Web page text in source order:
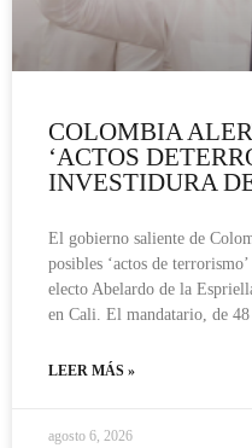
COLOMBIA
‘ACTOS
INVESTIDURA
El gobierno saliente de
posibles ‘actos de
electo Abelardo de la
en Cali. El mandatario, de 48
LEER MÁS »
agosto 6, 2026